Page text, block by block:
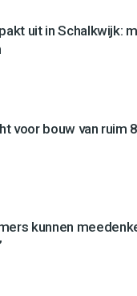
uit in Schalkwijk:
voor bouw van ruim
kunnen